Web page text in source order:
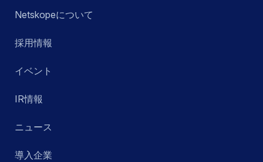
Netskopeについて
採用情報
イベント
IR情報
ニュース
導入企業